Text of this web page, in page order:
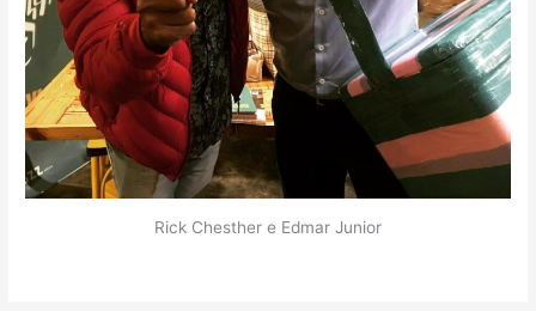
Rick Chesther e Edmar Junior